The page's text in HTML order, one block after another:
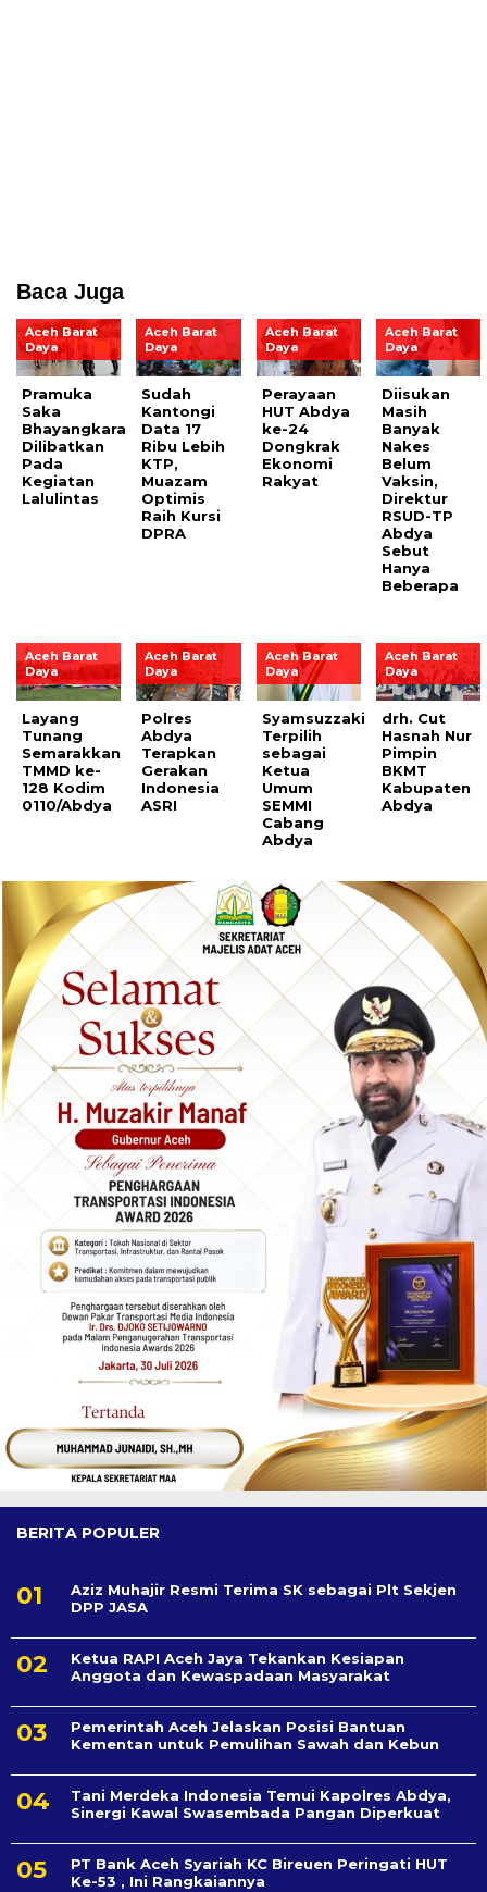
Baca Juga
Aceh Barat
Daya
Pramuka
Saka
Bhayangkara
Dilibatkan
Pada
Kegiatan
Lalulintas
Aceh Barat
Daya
Sudah
Kantongi
Data 17
Ribu Lebih
KTP,
Muazam
Optimis
Raih Kursi
DPRA
Aceh Barat
Daya
Perayaan
HUT Abdya
ke-24
Dongkrak
Ekonomi
Rakyat
Aceh Barat
Daya
Diisukan
Masih
Banyak
Nakes
Belum
Vaksin,
Direktur
RSUD-TP
Abdya
Sebut
Hanya
Beberapa
Aceh Barat
Daya
Layang
Tunang
Semarakkan
TMMD ke-
128 Kodim
0110/Abdya
Aceh Barat
Daya
Polres
Abdya
Terapkan
Gerakan
Indonesia
ASRI
Aceh Barat
Daya
Syamsuzzaki
Terpilih
sebagai
Ketua
Umum
SEMMI
Cabang
Abdya
Aceh Barat
Daya
drh. Cut
Hasnah Nur
Pimpin
BKMT
Kabupaten
Abdya
BERITA POPULER
Aziz Muhajir Resmi Terima SK sebagai Plt Sekjen
DPP JASA
Ketua RAPI Aceh Jaya Tekankan Kesiapan
Anggota dan Kewaspadaan Masyarakat
Pemerintah Aceh Jelaskan Posisi Bantuan
Kementan untuk Pemulihan Sawah dan Kebun
Tani Merdeka Indonesia Temui Kapolres Abdya,
Sinergi Kawal Swasembada Pangan Diperkuat
PT Bank Aceh Syariah KC Bireuen Peringati HUT
Ke-53 , Ini Rangkaiannya